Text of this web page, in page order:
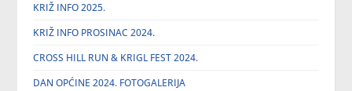
KRIŽ INFO 2025.
KRIŽ INFO PROSINAC 2024.
CROSS HILL RUN & KRIGL FEST 2024.
DAN OPĆINE 2024. FOTOGALERIJA